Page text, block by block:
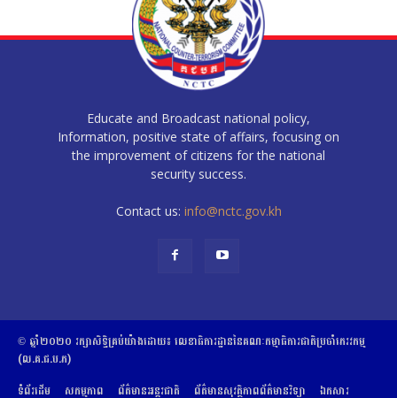
Educate and Broadcast national policy,
Information, positive state of affairs, focusing on
the improvement of citizens for the national
security success.
Contact us: info@nctc.gov.kh
© ឆ្នាំ២០២០​ ​រក្សាសិទ្ធិ​គ្រប់យ៉ាង​ដោយ​៖​ ​លេខាធិការដ្ឋាននៃគណៈកម្មាធិការជាតិប្រចាំភេរវកម្ម
(ល.គ.ជ.ប.ភ)
ទំព័រដើម
សកម្មភាព ព័ត៌មានអន្តរជាតិ ព័ត៌មានសុវត្ថិភាពព័ត៌មានវិទ្យា ឯកសារ